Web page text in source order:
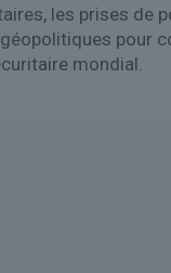
les prises de
pour
mondial.